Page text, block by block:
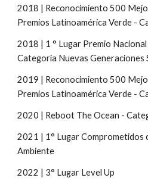
2018 | Reconocimiento 500
Premios Latinoamérica Verde -
2018 | 1 ° Lugar Premio
Categoría Nuevas Generaciones
2019 | Reconocimiento 500
Premios Latinoamérica Verde -
2020 | Reboot The Ocean -
2021 | 1° Lugar Comprometidos
Ambiente
2022 | 3° Lugar Level Up